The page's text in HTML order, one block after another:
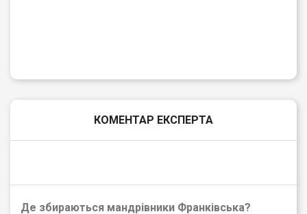
КОМЕНТАР ЕКСПЕРТА
Де збираються мандрівники Франківська?